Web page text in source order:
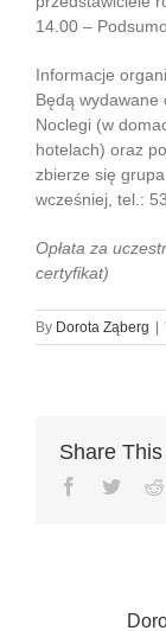
14.00 –
Informacje
Będą wydawane
Noclegi (w
hotelach) oraz
zbierze się
wcześniej, tel.:
Opłata za
certyfikat)
By Dorota Ząberg |
Share
Facebook
Twitter